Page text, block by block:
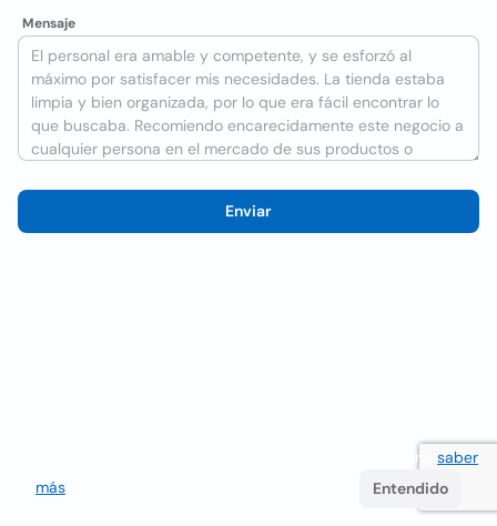
Mensaje
Enviar
Utilizamos cookies para mejorar la experiencia del usuario saber
más
Entendido